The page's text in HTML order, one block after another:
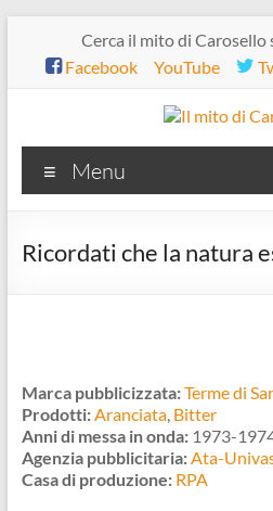
contenuto
Cerca il mito di
Facebook
YouTube
Il
mito
di
Menu
Ricordati che la natura
Marca pubblicizzata:Terme di
Prodotti:Aranciata, Bitter
Anni di messa in onda:1973-
Agenzia pubblicitaria:Ata-
Casa di produzione: RPA